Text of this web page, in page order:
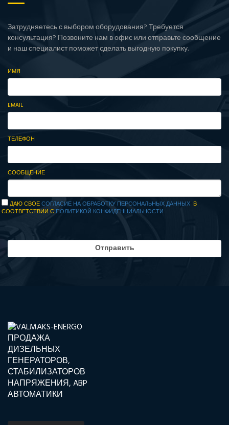
Затрудняетесь с выбором оборудования? Требуется
консультация? Позвоните нам в офис или отправьте сообщение
и наш специалист поможет сделать выгодную покупку.
ИМЯ
EMAIL
ТЕЛЕФОН
СООБЩЕНИЕ
ДАЮ СВОЕСОГЛАСИЕ НА ОБРАБОТКУ ПЕРСОНАЛЬНЫХ ДАННЫХ В
СООТВЕТСТВИИ С ПОЛИТИКОЙ КОНФИДЕНЦИАЛЬНОСТИ